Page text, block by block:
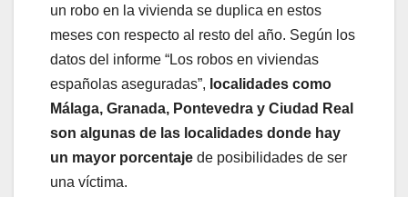
un robo en la vivienda se duplica en estos
meses con respecto al resto del año. Según los
datos del informe “Los robos en viviendas
españolas aseguradas”, localidades como
Málaga, Granada, Pontevedra y Ciudad Real
son algunas de las localidades donde hay
un mayor porcentaje de posibilidades de ser
una víctima.